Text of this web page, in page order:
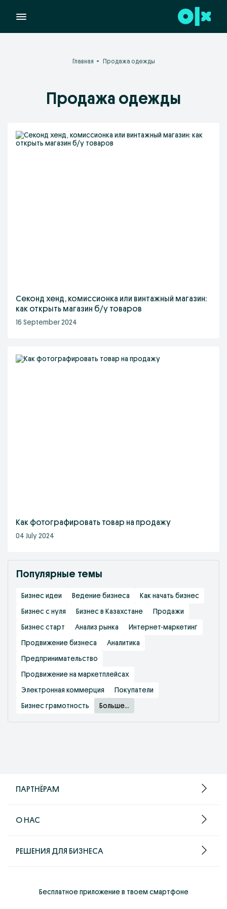
Главная Продажа одежды
Продажа одежды
Секонд хенд, комиссионка или винтажный магазин:
как открыть магазин б/у товаров
16 September 2024
Как фотографировать товар на продажу
04 July 2024
Популярные темы
Бизнес идеи Ведение бизнеса Как начать бизнес
Бизнес с нуля Бизнес в Казахстане Продажи
Бизнес старт Анализ рынка Интернет-маркетинг
Продвижение бизнеса Аналитика
Предпринимательство
Продвижение на маркетплейсах
Электронная коммерция Покупатели
Бизнес грамотность Больше...
ПАРТНЁРАМ
О НАС
РЕШЕНИЯ ДЛЯ БИЗНЕСА
Бесплатное приложение в твоем смартфоне